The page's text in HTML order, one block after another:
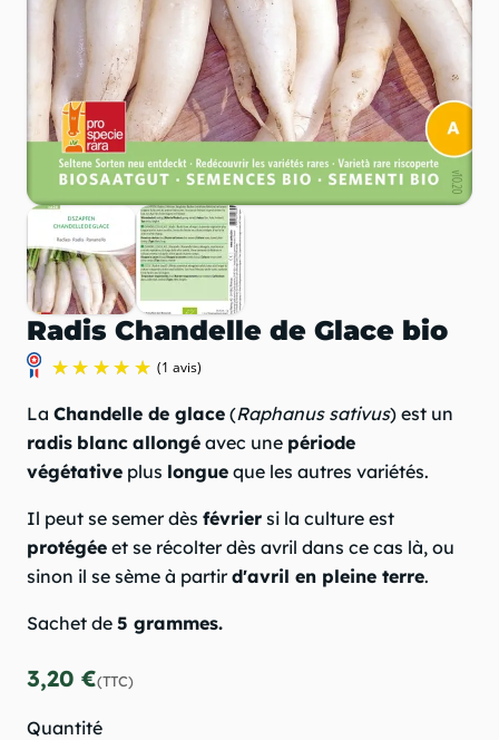
Radis Chandelle de Glace bio
La Chandelle de glace (Raphanus sativus) est un
radis blanc allongé avec une période
végétative plus longue que les autres variétés.
Il peut se semer dès février si la culture est
protégée et se récolter dès avril dans ce cas là, ou
sinon il se sème à partird'avril en pleine terre.
Sachet de 5 grammes.
3,20 €(TTC)
Quantité